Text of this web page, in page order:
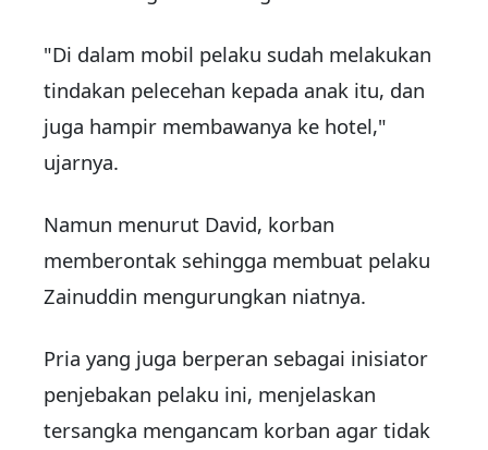
"Di dalam mobil pelaku sudah melakukan
tindakan pelecehan kepada anak itu, dan
juga hampir membawanya ke hotel,"
ujarnya.
Namun menurut David, korban
memberontak sehingga membuat pelaku
Zainuddin mengurungkan niatnya.
Pria yang juga berperan sebagai inisiator
penjebakan pelaku ini, menjelaskan
tersangka mengancam korban agar tidak